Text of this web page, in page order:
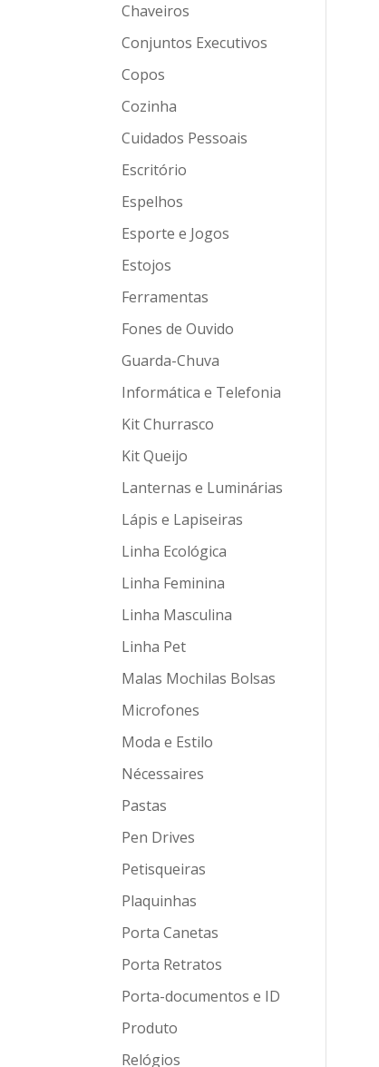
Chaveiros
Conjuntos Executivos
Copos
Cozinha
Cuidados Pessoais
Escritório
Espelhos
Esporte e Jogos
Estojos
Ferramentas
Fones de Ouvido
Guarda-Chuva
Informática e Telefonia
Kit Churrasco
Kit Queijo
Lanternas e Luminárias
Lápis e Lapiseiras
Linha Ecológica
Linha Feminina
Linha Masculina
Linha Pet
Malas Mochilas Bolsas
Microfones
Moda e Estilo
Nécessaires
Pastas
Pen Drives
Petisqueiras
Plaquinhas
Porta Canetas
Porta Retratos
Porta-documentos e ID
Produto
Relógios